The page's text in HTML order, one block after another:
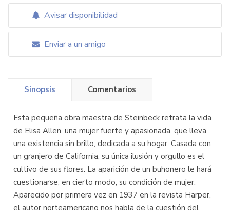
Avisar disponibilidad
Enviar a un amigo
Sinopsis Comentarios
Esta pequeña obra maestra de Steinbeck retrata la vida
de Elisa Allen, una mujer fuerte y apasionada, que lleva
una existencia sin brillo, dedicada a su hogar. Casada con
un granjero de California, su única ilusión y orgullo es el
cultivo de sus flores. La aparición de un buhonero le hará
cuestionarse, en cierto modo, su condición de mujer.
Aparecido por primera vez en 1937 en la revista Harper,
el autor norteamericano nos habla de la cuestión del